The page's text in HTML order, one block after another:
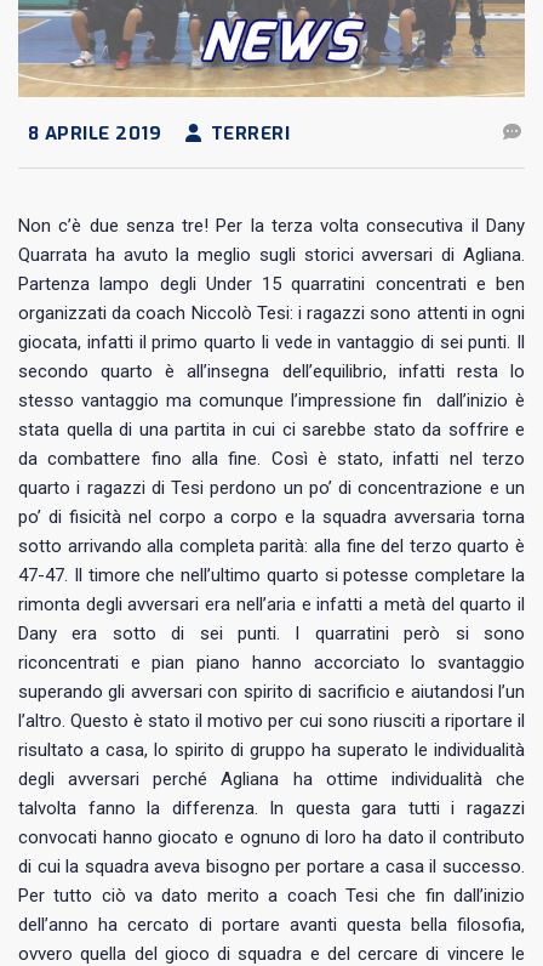
8 APRILE 2019 TERRERI
Non c’è due senza tre! Per la terza volta consecutiva il Dany
Quarrata ha avuto la meglio sugli storici avversari di Agliana.
Partenza lampo degli Under 15 quarratini concentrati e ben
organizzati da coach Niccolò Tesi: i ragazzi sono attenti in ogni
giocata, infatti il primo quarto li vede in vantaggio di sei punti. Il
secondo quarto è all’insegna dell’equilibrio, infatti resta lo
stesso vantaggio ma comunque l’impressione fin dall’inizio è
stata quella di una partita in cui ci sarebbe stato da soffrire e
da combattere fino alla fine. Così è stato, infatti nel terzo
quarto i ragazzi di Tesi perdono un po’ di concentrazione e un
po’ di fisicità nel corpo a corpo e la squadra avversaria torna
sotto arrivando alla completa parità: alla fine del terzo quarto è
47-47. Il timore che nell’ultimo quarto si potesse completare la
rimonta degli avversari era nell’aria e infatti a metà del quarto il
Dany era sotto di sei punti. I quarratini però si sono
riconcentrati e pian piano hanno accorciato lo svantaggio
superando gli avversari con spirito di sacrificio e aiutandosi l’un
l’altro. Questo è stato il motivo per cui sono riusciti a riportare il
risultato a casa, lo spirito di gruppo ha superato le individualità
degli avversari perché Agliana ha ottime individualità che
talvolta fanno la differenza. In questa gara tutti i ragazzi
convocati hanno giocato e ognuno di loro ha dato il contributo
di cui la squadra aveva bisogno per portare a casa il successo.
Per tutto ciò va dato merito a coach Tesi che fin dall’inizio
dell’anno ha cercato di portare avanti questa bella filosofia,
ovvero quella del gioco di squadra e del cercare di vincere le